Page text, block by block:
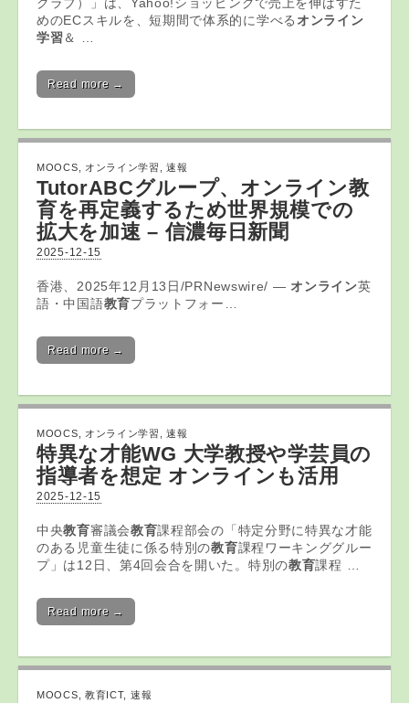
めのECスキルを、短期間で体系的に学べる オンライン
学習 ＆ …
Read more →
MOOCS オンライン学習 ,速報
TutorABCグループ、 オンライン教
育を再定義するため世界規模での
拡大を加速 – 信濃毎日新聞
2025-12-15
香港、2025年12月13日/PRNewswire/ — オンライン英
語・中国語教育プラットフォー…
Read more →
MOOCS オンライン学習 ,速報
特異な才能WG 大学教授や学芸員の
指導者を想定 オンライン も活用
2025-12-15
中央教育審議会教育課程部会の「特定分野に特異な才能
のある児童生徒に係る特別の教育課程ワーキンググルー
プ」は12日、第4回会合を開いた。特別の教育課程 …
Read more →
MOOCS 教育ICT, 速報